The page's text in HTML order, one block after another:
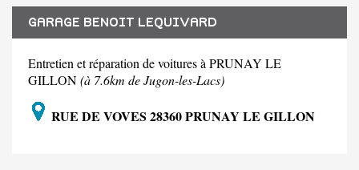
GARAGE BENOIT LEQUIVARD
Entretien et réparation de voitures à PRUNAY LE
GILLON(à 7.6km de Jugon-les-Lacs)
RUE DE VOVES 28360 PRUNAY LE GILLON